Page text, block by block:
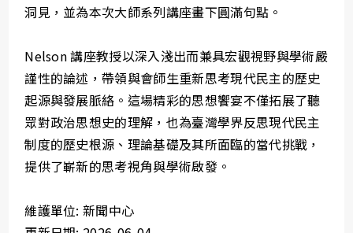
洞見，並為本次大師系列講座畫下圓滿句點。
Nelson 講座教授以深入淺出而兼具宏觀視野與學術嚴
謹性的論述，帶領與會師生重新思考現代民主的歷史
起源與發展脈絡。這場精彩的思想饗宴不僅拓展了聽
眾對政治思想史的理解，也為臺灣學界反思現代民主
制度的歷史根源、理論基礎及其所面臨的當代挑戰，
提供了嶄新的思考視角與學術啟發。
維護單位: 新聞中心